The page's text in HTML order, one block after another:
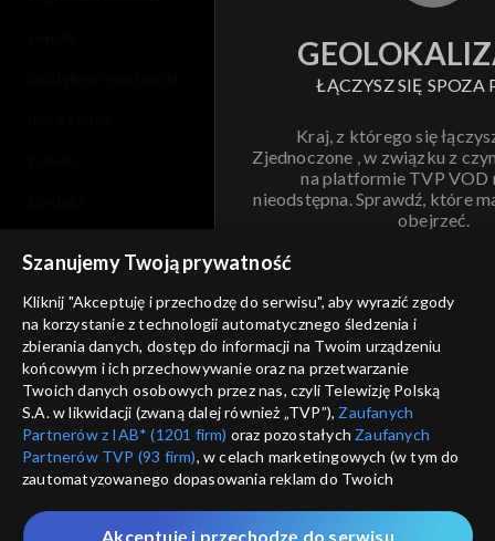
ŁĄCZYSZ SIĘ SPOZA
Kraj, z którego się
Zjednoczone , w związku z
na platformie TVP VOD
nieodstępna. Sprawdź, które
obejrzeć.
ANULUJ
informacje o dostawcy usług
Szanujemy Twoją prywatność
Kliknij "Akceptuję i przechodzę do serwisu", aby wyrazić zgody
na korzystanie z technologii automatycznego śledzenia i
zbierania danych, dostęp do informacji na Twoim urządzeniu
końcowym i ich przechowywanie oraz na przetwarzanie
Twoich danych osobowych przez nas, czyli Telewizję Polską
S.A. w likwidacji (zwaną dalej również „TVP”), Zaufanych
Partnerów z IAB* (1201 firm) oraz pozostałych Zaufanych
Partnerów TVP (93 firm), w celach marketingowych (w tym do
zautomatyzowanego dopasowania reklam do Twoich
które wskazujemy poniżej, a także zgody na udostępnianie
Akceptuję i przechodzę do serwisu